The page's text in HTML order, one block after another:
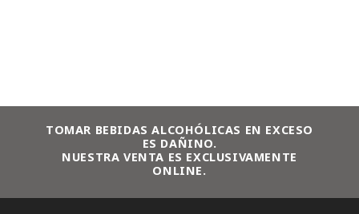
TOMAR BEBIDAS ALCOHÓLICAS EN EXCESO
ES DAÑINO.
NUESTRA VENTA ES EXCLUSIVAMENTE
ONLINE.